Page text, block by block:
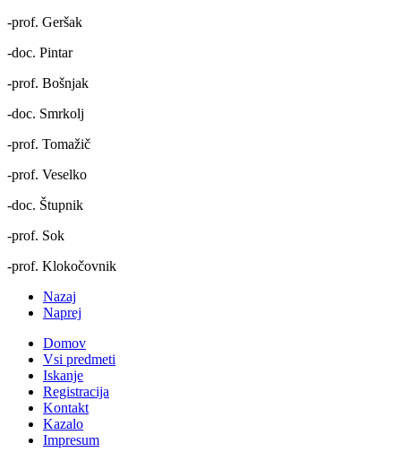
-prof. Geršak
-doc. Pintar
-prof. Bošnjak
-doc. Smrkolj
-prof. Tomažič
-prof. Veselko
-doc. Štupnik
-prof. Sok
-prof. Klokočovnik
Nazaj
Naprej
Domov
Vsi predmeti
Iskanje
Registracija
Kontakt
Kazalo
Impresum